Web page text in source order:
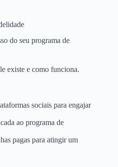
do seu programa de
existe e como funciona.
sociais para engajar
ao programa de
pagas para atingir um